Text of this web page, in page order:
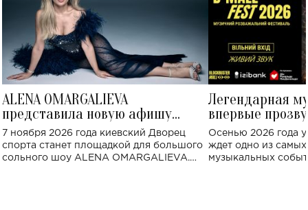
ALENA OMARGALIEVA
представила новую афишу
большого концерта во Дворце
спорта
7 ноября 2026 года киевский Дворец
спорта станет площадкой для большого
сольного шоу ALENA OMARGALIEVA.
Легендарная
впервые
Украине: где
Осенью 2026 года
ждет одно из
музыкальных